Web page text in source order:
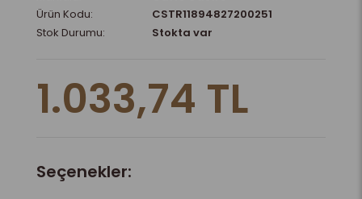
Ürün Kodu:
CSTR11894827200251
Stok Durumu:
Stokta var
1.033,74 TL
Seçenekler: